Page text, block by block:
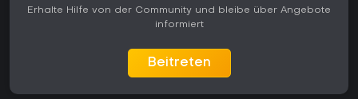
Erhalte Hilfe von der Community und bleibe über Angebote
informiert
Beitreten